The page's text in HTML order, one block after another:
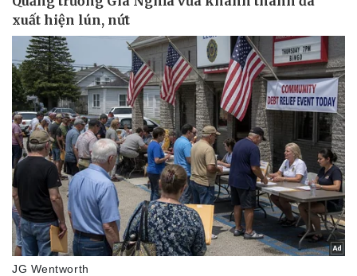
Pháp luật
Vụ án
Tin nóng
Tư vấn luật
Quân sự - Quốc phòng
Vũ khí
Việt Nam
Phân tích